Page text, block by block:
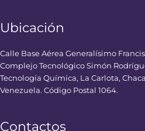
Ubicación
Calle Base Aérea Generalísimo
Complejo Tecnológico Simón
Tecnología Química, La Carlota,
Venezuela. Código Postal 1064.
Contactos